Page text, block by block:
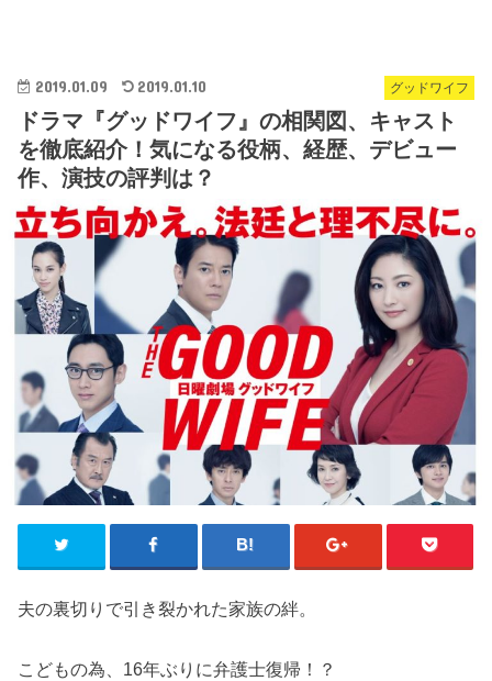
グッドワイフ
2019.01.09 2019.01.10
ドラマ『グッドワイフ』の相関図、キャスト
を徹底紹介！気になる役柄、経歴、デビュー
作、演技の評判は？
夫の裏切りで引き裂かれた家族の絆。
こどもの為、16年ぶりに弁護士復帰！？